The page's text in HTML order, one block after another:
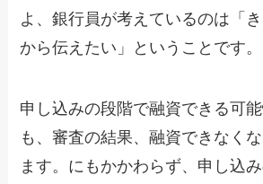
よ、銀行員が考えているのは「
から伝えたい」ということです。
申し込みの段階で融資できる可
も、審査の結果、融資できなく
ます。にもかかわらず、申し込